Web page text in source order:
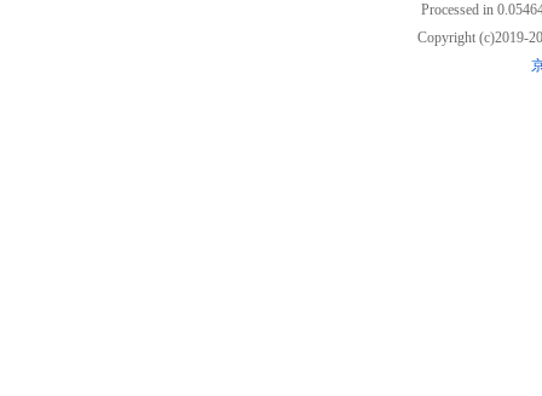
Processed in
Copyright (c)2019-